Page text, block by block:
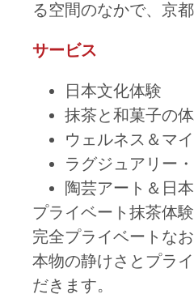
る空間のなかで、京
サービス
日本文化体験
抹茶と和菓子の
ウェルネス＆マ
ラグジュアリー
陶芸アート＆日
プライベート抹茶体験
完全プライベートな
本物の静けさとプラ
だきます。